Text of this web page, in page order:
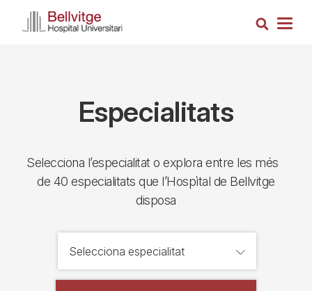
Cerca
Especialitats
Selecciona l’especialitat o explora entre les més
de 40 especialitats que l’Hospìtal de Bellvitge
disposa